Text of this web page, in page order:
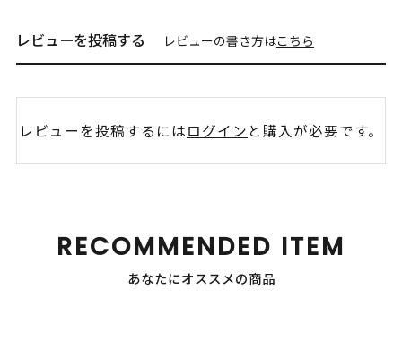
レビューを投稿する レビューの書き方はこちら
レビューを投稿するにはログイン と購入が必要です。
RECOMMENDED ITEM
あなたにオススメの商品